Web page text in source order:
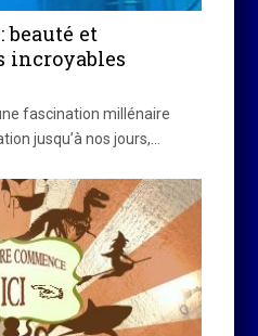
beauté et
incroyables
fascination millénaire
jusqu’à nos jours,…